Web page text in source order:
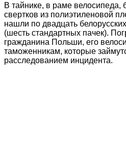
В тайнике, в раме
свертков из полиэтиленовой
нашли по двадцать
(шесть стандартных пачек).
гражданина Польши, его
таможенникам, которые
расследованием инцидента.